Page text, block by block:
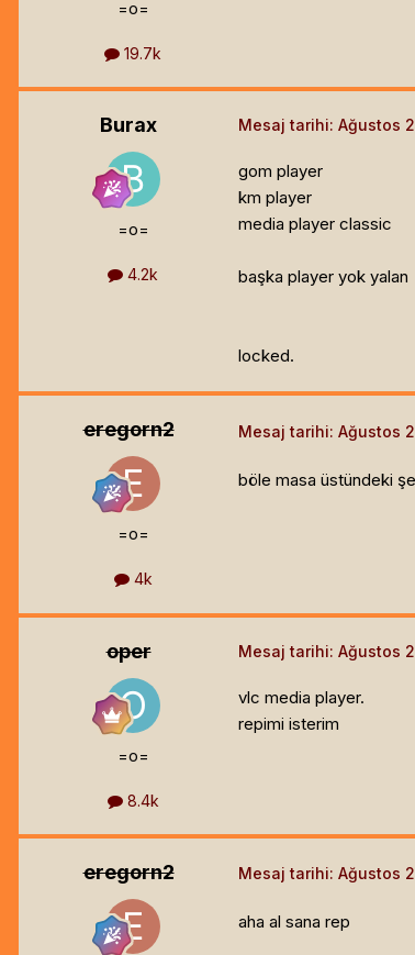
=o=
19.7k
Burax
=o=
4.2k
Mesaj tarihi: Ağustos
gom player
km player
media player classic
başka player yok yalan
locked.
eregorn2
=o=
4k
Mesaj tarihi: Ağustos
böle masa üstündeki
oper
=o=
8.4k
Mesaj tarihi: Ağustos
vlc media player.
repimi isterim
eregorn2 Mesaj tarihi: Ağustos
aha al sana rep